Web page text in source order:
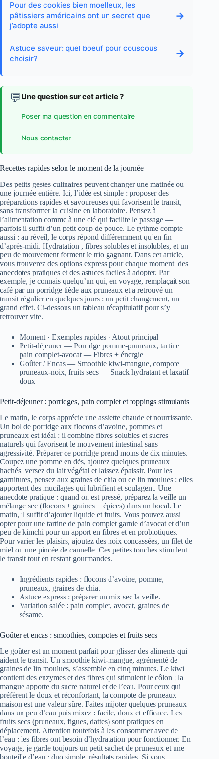
Pour des cookies bien moelleux, les
pâtissiers américains ont un secret que
j’adopte aussi
→
Astuce saveur: quel boeuf pour couscous
choisir?
→
💬 Une question sur cet article ?
Poser ma question en commentaire
Nous contacter
Recettes rapides selon le moment de la journée
Des petits gestes culinaires peuvent changer une matinée ou
une journée entière. Ici, l’idée est simple : proposer des
préparations rapides et savoureuses qui favorisent le transit,
sans transformer la cuisine en laboratoire. Pensez à
l’alimentation comme à une clé qui facilite le passage —
parfois il suffit d’un petit coup de pouce. Le rythme compte
aussi : au réveil, le corps répond différemment qu’en fin
d’après-midi. Hydratation , fibres solubles et insolubles, et un
peu de mouvement forment le trio gagnant. Dans cet article,
vous trouverez des options express pour chaque moment, des
anecdotes pratiques et des astuces faciles à adopter. Par
exemple, je connais quelqu’un qui, en voyage, remplaçait son
café par un porridge tiède aux pruneaux et a retrouvé un
transit régulier en quelques jours : un petit changement, un
grand effet. Ci-dessous un tableau récapitulatif pour s’y
retrouver vite.
Moment · Exemples rapides · Atout principal
Petit-déjeuner — Porridge pomme-pruneaux, tartine
pain complet-avocat — Fibres + énergie
Goûter / Encas — Smoothie kiwi-mangue, compote
pruneaux-noix, fruits secs — Snack hydratant et laxatif
doux
Petit-déjeuner : porridges, pain complet et toppings stimulants
Le matin, le corps apprécie une assiette chaude et nourrissante.
Un bol de porridge aux flocons d’avoine, pommes et
pruneaux est idéal : il combine fibres solubles et sucres
naturels qui favorisent le mouvement intestinal sans
agressivité. Préparer ce porridge prend moins de dix minutes.
Coupez une pomme en dés, ajoutez quelques pruneaux
hachés, versez du lait végétal et laissez épaissir. Pour les
garnitures, pensez aux graines de chia ou de lin moulues : elles
apportent des mucilages qui lubrifient et soulagent. Une
anecdote pratique : quand on est pressé, préparez la veille un
mélange sec (flocons + graines + épices) dans un bocal. Le
matin, il suffit d’ajouter liquide et fruits. Vous pouvez aussi
opter pour une tartine de pain complet garnie d’avocat et d’un
peu de kimchi pour un apport en fibres et en probiotiques.
Pour varier les plaisirs, ajoutez des noix concassées, un filet de
miel ou une pincée de cannelle. Ces petites touches stimulent
le transit tout en restant gourmandes.
Ingrédients rapides : flocons d’avoine, pomme,
pruneaux, graines de chia.
Astuce express : préparer un mix sec la veille.
Variation salée : pain complet, avocat, graines de
sésame.
Goûter et encas : smoothies, compotes et fruits secs
Le goûter est un moment parfait pour glisser des aliments qui
aident le transit. Un smoothie kiwi-mangue, agrémenté de
graines de lin moulues, s’assemble en cinq minutes. Le kiwi
contient des enzymes et des fibres qui stimulent le côlon ; la
mangue apporte du sucre naturel et de l’eau. Pour ceux qui
préfèrent le doux et réconfortant, la compote de pruneaux
maison est une valeur sûre. Faites mijoter quelques pruneaux
dans un peu d’eau puis mixez : facile, doux et efficace. Les
fruits secs (pruneaux, figues, dattes) sont pratiques en
déplacement. Attention toutefois à les consommer avec de
l’eau : les fibres ont besoin d’hydratation pour fonctionner. En
voyage, je garde toujours un petit sachet de pruneaux et une
bouteille d’eau : duo simple, résultats rapides. Si vous